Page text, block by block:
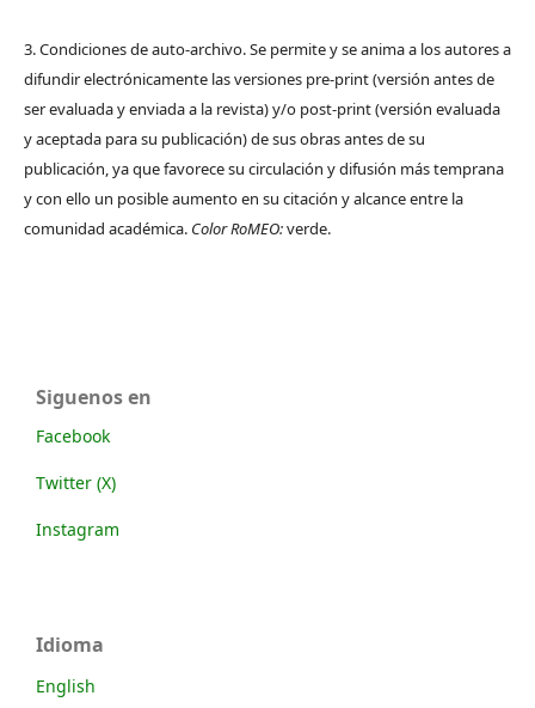
3. Condiciones de auto-archivo. Se permite y se anima a los autores a
difundir electrónicamente las versiones pre-print (versión antes de
ser evaluada y enviada a la revista) y/o post-print (versión evaluada
y aceptada para su publicación) de sus obras antes de su
publicación, ya que favorece su circulación y difusión más temprana
y con ello un posible aumento en su citación y alcance entre la
comunidad académica. Color RoMEO:verde.
Siguenos en
Facebook
Twitter (X)
Instagram
Idioma
English